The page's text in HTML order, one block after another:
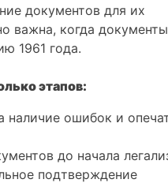
документов для их
важна, когда документы
1961 года.
этапов:
наличие ошибок и
до начала
подтверждение